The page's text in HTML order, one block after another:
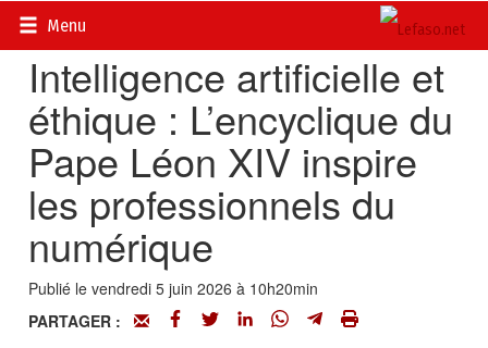
Menu
Accueil>
Intelligence artificielle et
éthique : L’encyclique du
Pape Léon XIV inspire
les professionnels du
numérique
Publié le vendredi 5 juin 2026 à 10h20min
PARTAGER :